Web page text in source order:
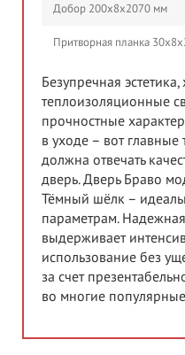
Добор 200х8х2070 мм
Притворная планка
Безупречная
теплоизоляционные
прочностные
в уходе – вот
должна отвечать
дверь. Дверь Браво
Тёмный шёлк –
параметрам.
выдерживает
использование без
за счет
во многие